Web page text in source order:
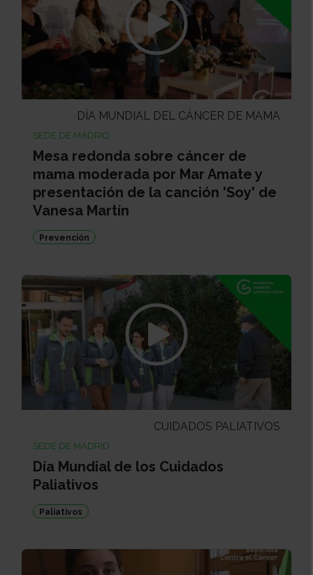
DÍA MUNDIAL DEL CÁNCER DE MAMA
SEDE DE MADRID
Mesa redonda sobre cáncer de
mama moderada por Mar Amate y
presentación de la canción 'Soy' de
Vanesa Martín
Prevención
CUIDADOS PALIATIVOS
SEDE DE MADRID
Día Mundial de los Cuidados
Paliativos
Paliativos